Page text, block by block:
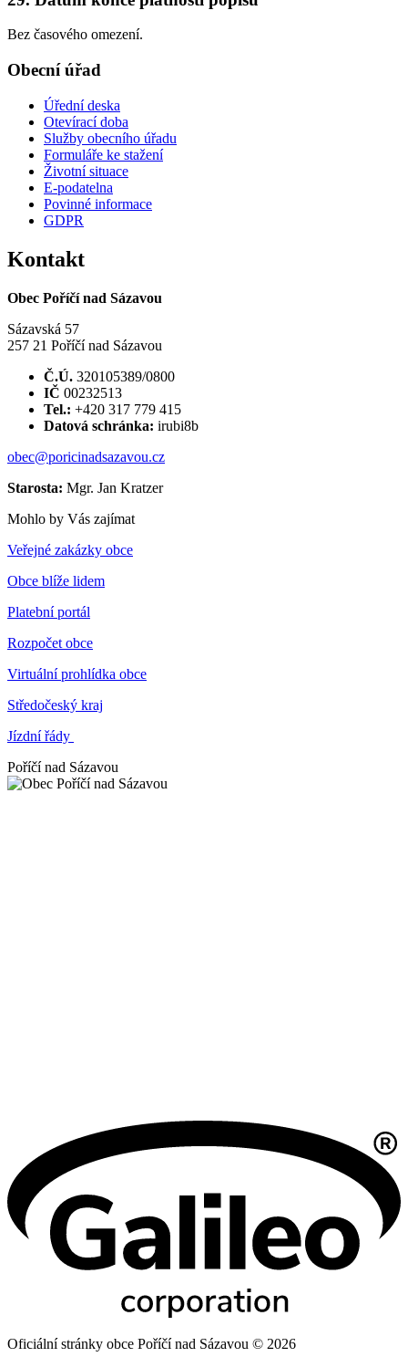
Bez časového omezení.
Obecní úřad
Úřední deska
Otevírací doba
Služby obecního úřadu
Formuláře ke stažení
Životní situace
E-podatelna
Povinné informace
GDPR
Kontakt
Obec Poříčí nad Sázavou
Sázavská 57
257 21 Poříčí nad Sázavou
Č.Ú. 320105389/0800
IČ 00232513
Tel.: +420 317 779 415
Datová schránka: irubi8b
obec@poricinadsazavou.cz
Starosta: Mgr. Jan Kratzer
Mohlo by Vás zajímat
Veřejné zakázky obce
Obce blíže lidem
Platební portál
Rozpočet obce
Virtuální prohlídka obce
Středočeský kraj
Jízdní řády
Poříčí nad Sázavou
Oficiální stránky obce Poříčí nad Sázavou © 2026